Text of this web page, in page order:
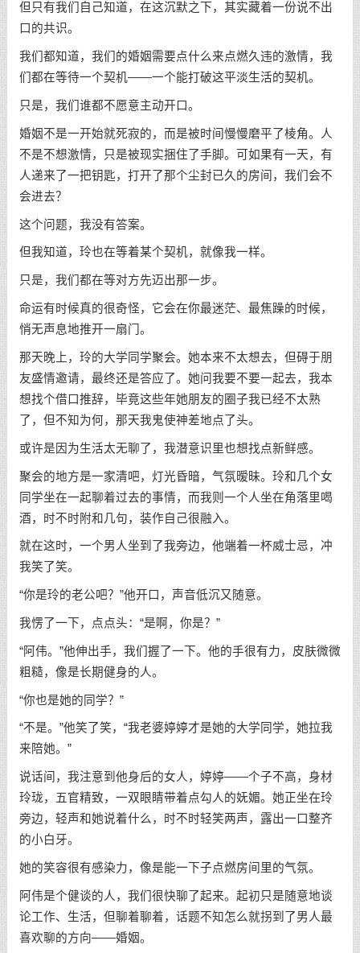
但只有我们自己知道，在这沉默之下，其实藏着一份说不出
口的共识。
我们都知道，我们的婚姻需要点什么来点燃久违的激情，我
们都在等待一个契机——一个能打破这平淡生活的契机。
只是，我们谁都不愿意主动开口。
婚姻不是一开始就死寂的，而是被时间慢慢磨平了棱角。人
不是不想激情，只是被现实捆住了手脚。可如果有一天，有
人递来了一把钥匙，打开了那个尘封已久的房间，我们会不
会进去？
这个问题，我没有答案。
但我知道，玲也在等着某个契机，就像我一样。
只是，我们都在等对方先迈出那一步。
命运有时候真的很奇怪，它会在你最迷茫、最焦躁的时候，
悄无声息地推开一扇门。
那天晚上，玲的大学同学聚会。她本来不太想去，但碍于朋
友盛情邀请，最终还是答应了。她问我要不要一起去，我本
想找个借口推辞，毕竟这些年她朋友的圈子我已经不太熟
了，但不知为何，那天我鬼使神差地点了头。
或许是因为生活太无聊了，我潜意识里也想找点新鲜感。
聚会的地方是一家清吧，灯光昏暗，气氛暧昧。玲和几个女
同学坐在一起聊着过去的事情，而我则一个人坐在角落里喝
酒，时不时附和几句，装作自己很融入。
就在这时，一个男人坐到了我旁边，他端着一杯威士忌，冲
我笑了笑。
“你是玲的老公吧？”他开口，声音低沉又随意。
我愣了一下，点点头：“是啊，你是？”
“阿伟。”他伸出手，我们握了一下。他的手很有力，皮肤微微
粗糙，像是长期健身的人。
“你也是她的同学？”
“不是。”他笑了笑，“我老婆婷婷才是她的大学同学，她拉我
来陪她。”
说话间，我注意到他身后的女人，婷婷——个子不高，身材
玲珑，五官精致，一双眼睛带着点勾人的妩媚。她正坐在玲
旁边，轻声和她说着什么，时不时轻笑两声，露出一口整齐
的小白牙。
她的笑容很有感染力，像是能一下子点燃房间里的气氛。
阿伟是个健谈的人，我们很快聊了起来。起初只是随意地谈
论工作、生活，但聊着聊着，话题不知怎么就拐到了男人最
喜欢聊的方向——婚姻。